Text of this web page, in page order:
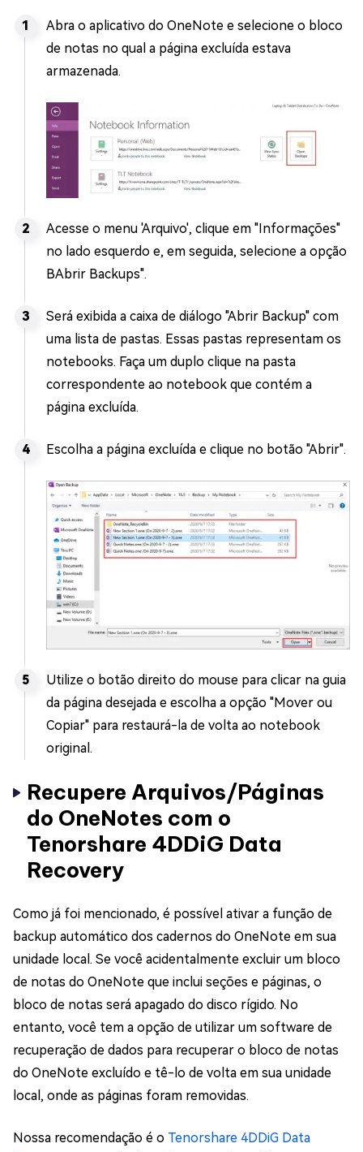
Abra o aplicativo do OneNote e selecione o bloco
de notas no qual a página excluída estava
armazenada.
Acesse o menu 'Arquivo', clique em "Informações"
no lado esquerdo e, em seguida, selecione a opção
BAbrir Backups".
Será exibida a caixa de diálogo "Abrir Backup" com
uma lista de pastas. Essas pastas representam os
notebooks. Faça um duplo clique na pasta
correspondente ao notebook que contém a
página excluída.
Escolha a página excluída e clique no botão "Abrir".
Utilize o botão direito do mouse para clicar na guia
da página desejada e escolha a opção "Mover ou
Copiar" para restaurá-la de volta ao notebook
original.
Recupere Arquivos/Páginas
do OneNotes com o
Tenorshare 4DDiG Data
Recovery
Como já foi mencionado, é possível ativar a função de
backup automático dos cadernos do OneNote em sua
unidade local. Se você acidentalmente excluir um bloco
de notas do OneNote que inclui seções e páginas, o
bloco de notas será apagado do disco rígido. No
entanto, você tem a opção de utilizar um software de
recuperação de dados para recuperar o bloco de notas
do OneNote excluído e tê-lo de volta em sua unidade
local, onde as páginas foram removidas.
Nossa recomendação é o Tenorshare 4DDiG Data